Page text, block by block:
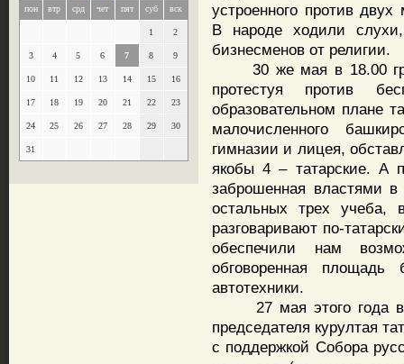
пон втр срд чет пят суб вск
1 2
3 4 5 6 7 8 9
10 11 12 13 14 15 16
17 18 19 20 21 22 23
24 25 26 27 28 29 30
31
устроенного против двух
В народе ходили
бизнесменов от религии.
30 же мая в 18.00
протестуя против
образовательном плане
малочисленного
гимназии и лицея,
якобы 4 – татарские. А
заброшенная властями
остальных трех учеба,
разговаривают по-
обеспечили нам
обговоренная площадь
автотехники.
27 мая этого года в
председателя курултая
с поддержкой Собора